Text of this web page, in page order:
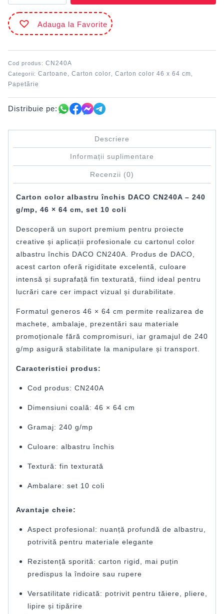
color
Albastru
închis
46
coli
240
g/mp
CN240A
Adauga la Favorite
Cod produs: CN240A
Categorii: Cartoane Carton color Carton color 46 x 64 cm
Papetărie
Distribuie pe:
Descriere
Informații suplimentare
Recenzii (0)
Carton color albastru închis DACO CN240A – 240
g/mp, 46 × 64 cm, set 10 coli
Descoperă un suport premium pentru proiecte
creative și aplicații profesionale cu cartonul color
albastru închis DACO CN240A. Produs de DACO,
acest carton oferă rigiditate excelentă, culoare
intensă și suprafață fin texturată, fiind ideal pentru
lucrări care cer impact vizual și durabilitate.
Formatul generos 46 × 64 cm permite realizarea de
machete, ambalaje, prezentări sau materiale
promoționale fără compromisuri, iar gramajul de 240
g/mp asigură stabilitate la manipulare și transport.
Caracteristici produs:
Cod produs: CN240A
Dimensiuni coală: 46 × 64 cm
Gramaj: 240 g/mp
Culoare: albastru închis
Textură: fin texturată
Ambalare: set 10 coli
Avantaje cheie:
Aspect profesional: nuanță profundă de albastru,
potrivită pentru materiale elegante
Rezistență sporită: carton rigid, mai puțin
predispus la îndoire sau rupere
Versatilitate ridicată: potrivit pentru tăiere, pliere,
lipire și tipărire